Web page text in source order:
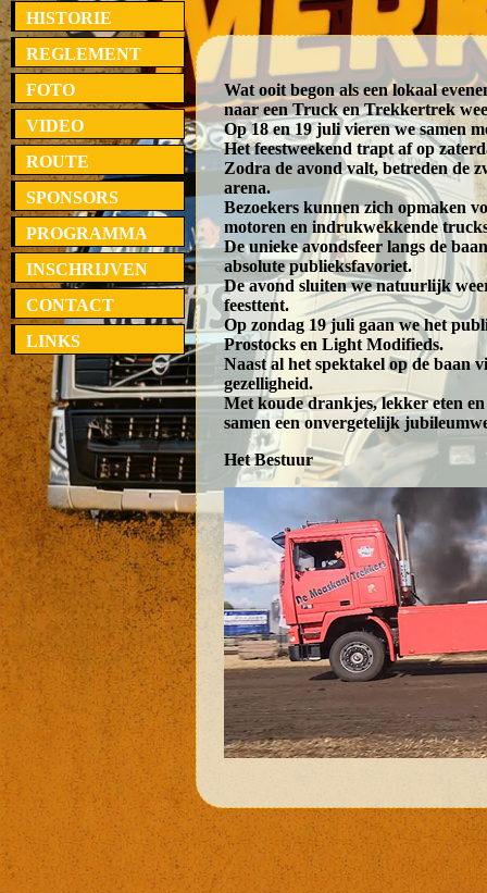
HISTORIE
REGLEMENT
FOTO
VIDEO
ROUTE
SPONSORS
PROGRAMMA
INSCHRIJVEN
CONTACT
LINKS
Wat ooit begon als een lokaal
naar een Truck en Trekkertrek
Op 18 en 19 juli vieren we samen
Het feestweekend trapt af op
Zodra de avond valt, betreden de
arena.
Bezoekers kunnen zich opmaken
motoren en indrukwekkende
De unieke avondsfeer langs de
absolute publieksfavoriet.
De avond sluiten we natuurlijk
feesttent.
Op zondag 19 juli gaan we het
Prostocks en Light Modifieds.
Naast al het spektakel op de baan
gezelligheid.
Met koude drankjes, lekker eten
samen een onvergetelijk
Het Bestuur